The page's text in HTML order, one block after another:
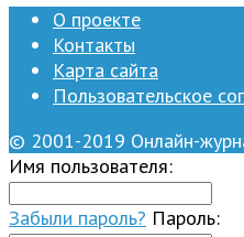
О проекте
Контакты
Карта сайта
Пользовательское
© 2001-2019 Онлайн-
Имя пользователя:
Забыли пароль? Пароль: